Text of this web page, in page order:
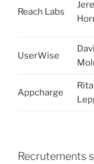
Reach Labs
UserWise
Appcharge
Rita
Recrutements